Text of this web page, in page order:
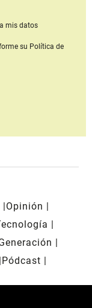
mis datos
su Política de
Opinión
Pódcast